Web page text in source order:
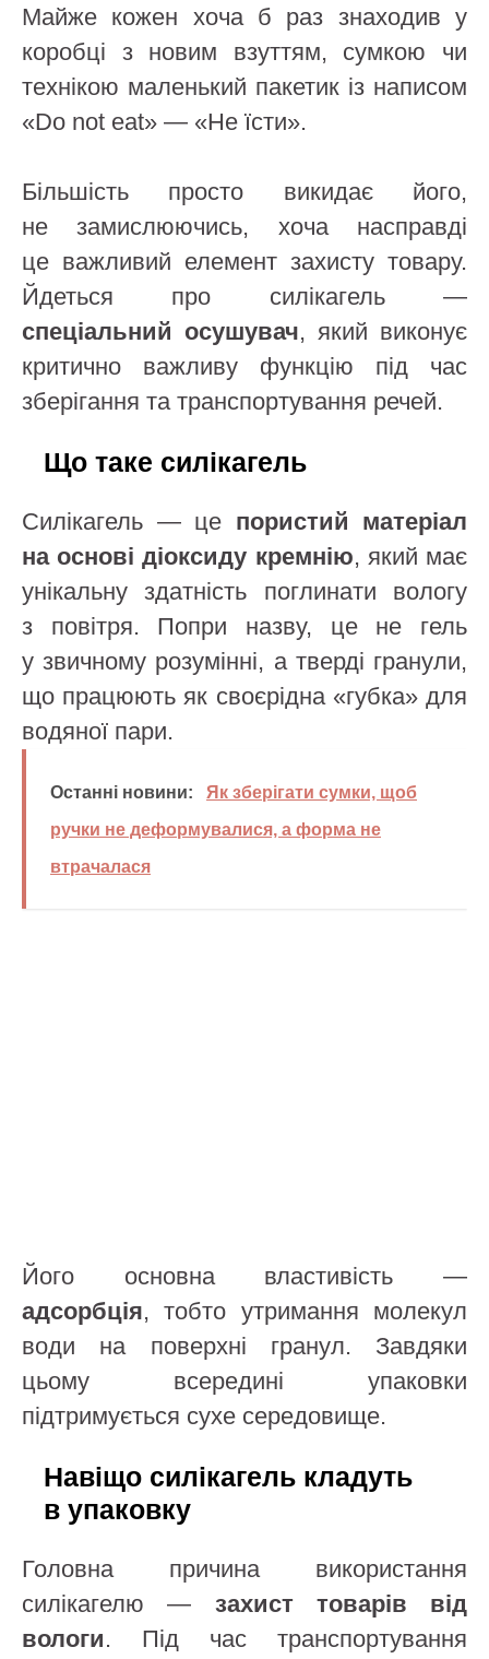
Майже кожен хоча б раз знаходив у
коробці з новим взуттям, сумкою чи
технікою маленький пакетик із написом
«Do not eat» — «Не їсти».
Більшість просто викидає його,
не замислюючись, хоча насправді
це важливий елемент захисту товару.
Йдеться про силікагель —
спеціальний осушувач, який виконує
критично важливу функцію під час
зберігання та транспортування речей.
Що таке силікагель
Силікагель — це пористий матеріал
на основі діоксиду кремнію, який має
унікальну здатність поглинати вологу
з повітря. Попри назву, це не гель
у звичному розумінні, а тверді гранули,
що працюють як своєрідна «губка» для
водяної пари.
Останні новини:
Як зберігати сумки, щоб
ручки не деформувалися, а форма не
втрачалася
Його основна властивість —
адсорбція, тобто утримання молекул
води на поверхні гранул. Завдяки
цьому всередині упаковки
підтримується сухе середовище.
Навіщо силікагель кладуть
в упаковку
Головна причина використання
силікагелю — захист товарів від
вологи. Під час транспортування